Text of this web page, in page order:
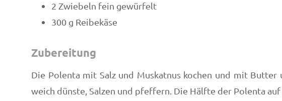
2 Zwiebeln fein gewürfelt
300 g Reibekäse
Zubereitung
Die Polenta mit Salz und Muskatnus kochen und mit Butter
weich dünste, Salzen und pfeffern. Die Hälfte der Polenta